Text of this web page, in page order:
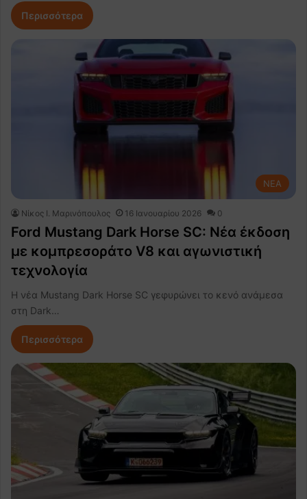
Περισσότερα
NEA
Nίκος Ι. Mαρινόπουλος 16 Ιανουαρίου 2026 0
Ford Mustang Dark Horse SC: Νέα έκδοση
με κομπρεσοράτο V8 και αγωνιστική
τεχνολογία
Η νέα Mustang Dark Horse SC γεφυρώνει το κενό ανάμεσα
στη Dark…
Περισσότερα